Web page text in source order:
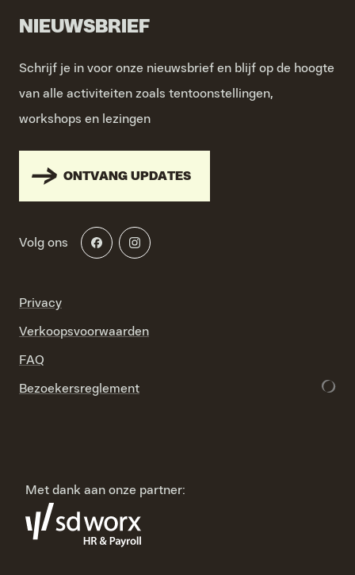
NIEUWSBRIEF
Schrijf je in voor onze nieuwsbrief en blijf op de hoogte
van alle activiteiten zoals tentoonstellingen,
workshops en lezingen
ONTVANG UPDATES
Volg ons
Privacy
Verkoopsvoorwaarden
FAQ
Bezoekersreglement
Met dank aan onze partner: